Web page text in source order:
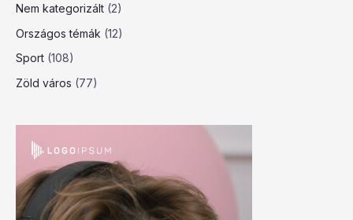
Nem kategorizált (2)
Országos témák (12)
Sport (108)
Zöld város (77)